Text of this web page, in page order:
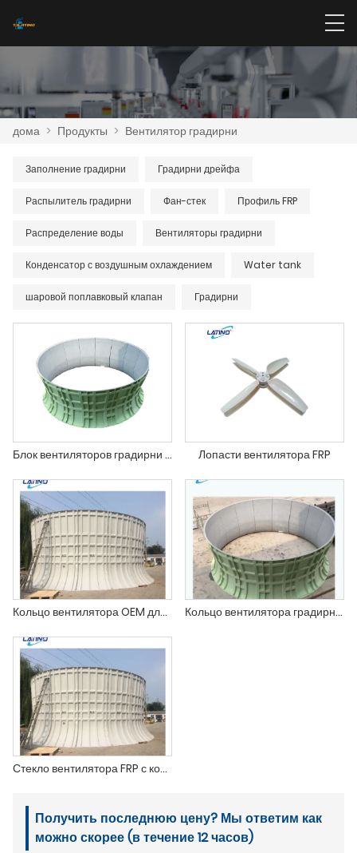
дома > Продукты > Вентилятор градирни
Заполнение градирни Градирни дрейфа
Распылитель градирни Фан-стек Профиль FRP
Распределение воды Вентиляторы градирни
Конденсатор с воздушным охлаждением Water tank
шаровой поплавковый клапан Градирни
Блок вентиляторов градирни SMC Mold Лопасти вентилятора FRP
Кольцо вентилятора OEM для ручной укладки для градирен Кольцо вентилятора градирни FRP Вентилятор Стек
Стекло вентилятора FRP с кольцом вентилятора градирни с ручным сбором на заказ
Получить последнюю цену? Мы ответим как
можно скорее (в течение 12 часов)